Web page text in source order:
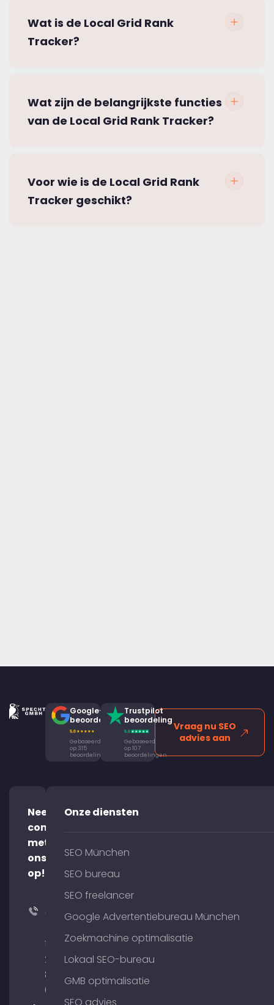
Wat is de Local Grid Rank
Tracker?
Wat zijn de belangrijkste functies
van de Local Grid Rank Tracker?
Voor wie is de Local Grid Rank
Tracker geschikt?
Google-
beoordeling
Gebaseerd
op 315
beoordelingen
Trustpilot
beoordeling
Gebaseerd
op 107
beoordelingen
Vraag nu SEO
advies aan
Neem
contact
met
ons
op!
+49
176
204
801
64
Onze diensten
SEO München
SEO bureau
SEO freelancer
Google Advertentiebureau München
Zoekmachine optimalisatie
Lokaal SEO-bureau
GMB optimalisatie